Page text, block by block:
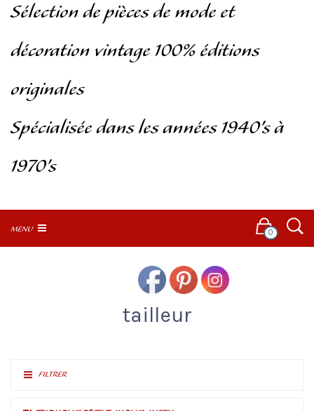
Sélection de pièces de mode et
décoration vintage 100% éditions
originales
Spécialisée dans les années 1940’s à
1970’s
MENU 0
tailleur
FILTRER